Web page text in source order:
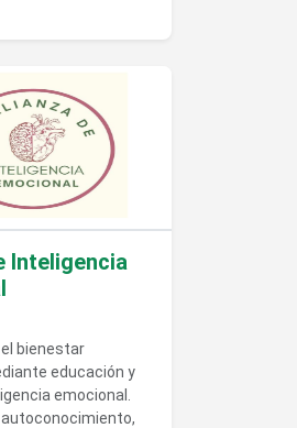
Inteligencia
bienestar
educación y
emocional.